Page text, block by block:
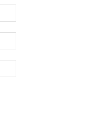
почта:*
Сайт: